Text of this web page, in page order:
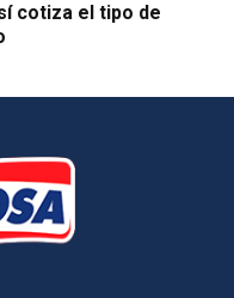
cotiza el tipo de